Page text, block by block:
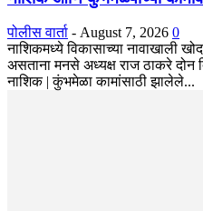
पोलीस वार्ता - August 7, 2026 0
नाशिकमध्ये विकासाच्या नावाखाली
असताना मनसे अध्यक्ष राज ठाकरे दोन
नाशिक | कुंभमेळा कामांसाठी झालेले...